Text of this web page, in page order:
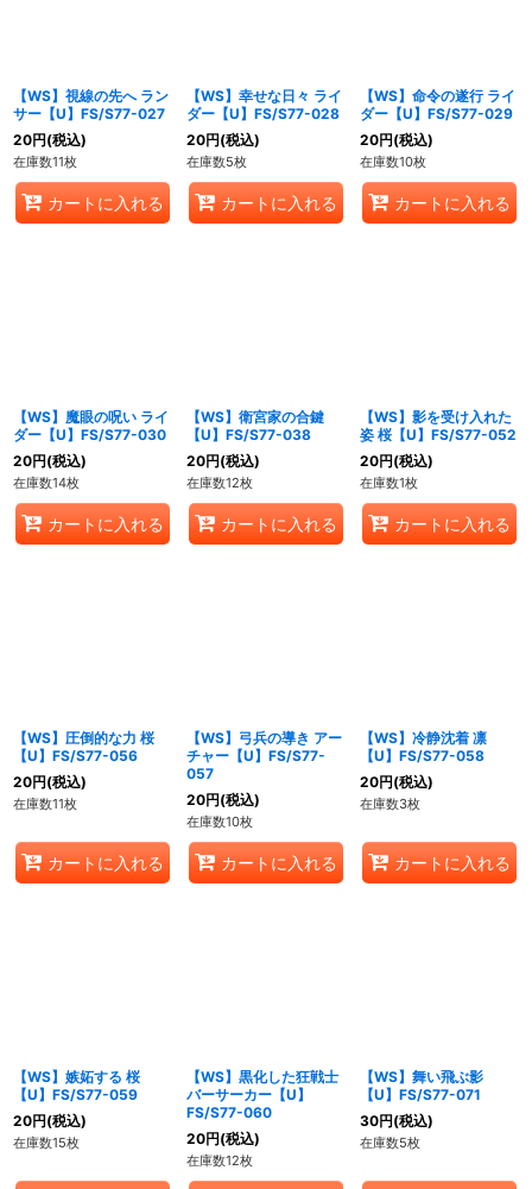
【WS】視線の先へ ラン
サー【U】FS/S77-027
20円(税込)
在庫数11枚
カートに入れる
【WS】幸せな日々 ライ
ダー【U】FS/S77-028
20円(税込)
在庫数5枚
カートに入れる
【WS】命令の遂行 ライ
ダー【U】FS/S77-029
20円(税込)
在庫数10枚
カートに入れる
【WS】魔眼の呪い ライ
ダー【U】FS/S77-030
20円(税込)
在庫数14枚
カートに入れる
【WS】衛宮家の合鍵
【U】FS/S77-038
20円(税込)
在庫数12枚
カートに入れる
【WS】影を受け入れた
姿 桜【U】FS/S77-052
20円(税込)
在庫数1枚
カートに入れる
【WS】圧倒的な力 桜
【U】FS/S77-056
20円(税込)
在庫数11枚
カートに入れる
【WS】弓兵の導き アー
チャー【U】FS/S77-
057
20円(税込)
在庫数10枚
カートに入れる
【WS】冷静沈着 凛
【U】FS/S77-058
20円(税込)
在庫数3枚
カートに入れる
【WS】嫉妬する 桜
【U】FS/S77-059
20円(税込)
在庫数15枚
【WS】黒化した狂戦士
バーサーカー【U】
FS/S77-060
20円(税込)
在庫数12枚
【WS】舞い飛ぶ影
【U】FS/S77-071
30円(税込)
在庫数5枚